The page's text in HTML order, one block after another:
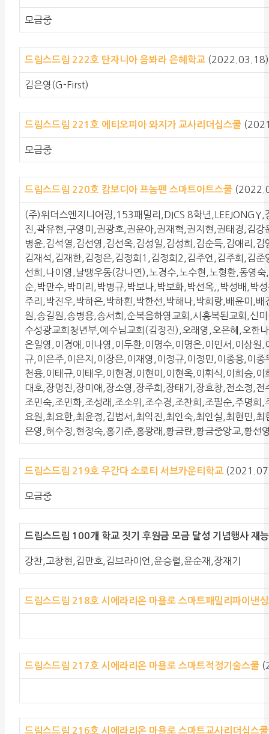
모금중
드림스드림 222호 탄자니아 음봐라 은혜학교 (2022.03.18)
김은영(G-First)
드림스드림 221호 에티오피아 와지가 교사리더십스쿨
모금중
드림스드림 220호 캄보디아 프놈펜 스마트아트스쿨
(주)위더스엔지니어링,153패밀리,DICS 8학년
진,곽유현,구영미,권광호,권윤아,권재혁,권지현,권태경,김
병윤,김석열,김선영,김선옥,김성일,김성희,김순득,김애리,
김재석,김재한,김정은,김정희1,김정희2,김주언,김주회,김
선희,나이영,날땡우동(강나연),노경수,노수현,노형환,동영
순,박만수,박미리,박병규,박보나,박보화,박선옥,,박성배,박
주리,박진우,박하은,박하흰,박한선,박해나,박희랑,배윤미,
원,송길원,송병용,송서희,순복음하영교회,시흥복된교회,신
수성광교회청년부,예수님교회(김정진),오래영,오은혜,오한
은일영,이경애,이나영,이두환,이명수,이명은,이민서,이상
규,이은주,이은지,이장은,이재영,이정규,이정민,이종용,이
천용,이태규,이태우,이현경,이현미,이현옥,이휘식,이희승,
대호,장명진,장미애,장소영,장주희,장태기,장효창,전소정,
조민숙,조민화,조성래,조소위,조수경,조찬희,조필순,주명
요원,최요한,최윤정,김범서,최익진,최인숙,최인실,최현민,
은영,허수정,현정숙,홍기준,홍왕래,황금란,황금중앙교,황
드림스드림 219호 우간다 소로티 서브카운티학교
모금중
드림스드림 100개 학교 짓기 후원금 모금 달성 기념행사
강찬,고창현,김만호,김브라이언,윤승렬,윤순재,장재기
드림스드림 218호 시에라리온 마욜로 스마트패밀리파이낸
드림스드림 217호 시에라리온 마욜로 스마트적정기술스쿨
드림스드림 216호 시에라리온 마욜로 스마트교사리더십스쿨